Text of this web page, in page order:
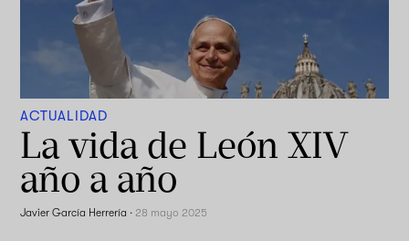
ACTUALIDAD
La vida de León XIV
año a año
Javier García Herrería ·28 mayo 2025